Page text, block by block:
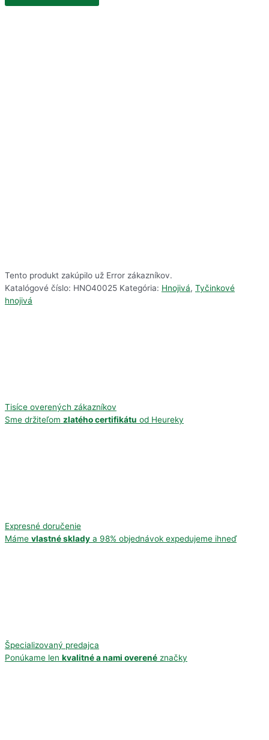
Tento produkt zakúpilo už Error zákazníkov.
Katalógové číslo: HNO40025 Kategória: Hnojivá, Tyčinkové
hnojivá
Tisíce overených zákazníkov
Sme držiteľom zlatého certifikátu od Heureky
Expresné doručenie
Máme vlastné sklady a 98% objednávok expedujeme ihneď
Špecializovaný predajca
Ponúkame len kvalitné a nami overené značky